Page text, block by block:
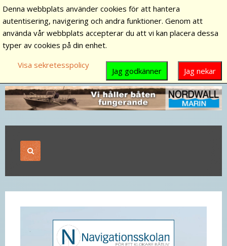
Denna webbplats använder cookies för att hantera
autentisering, navigering och andra funktioner. Genom att
använda vår webbplats accepterar du att vi kan placera dessa
typer av cookies på din enhet.
Visa sekretesspolicy
Jag nekar
Jag godkänner